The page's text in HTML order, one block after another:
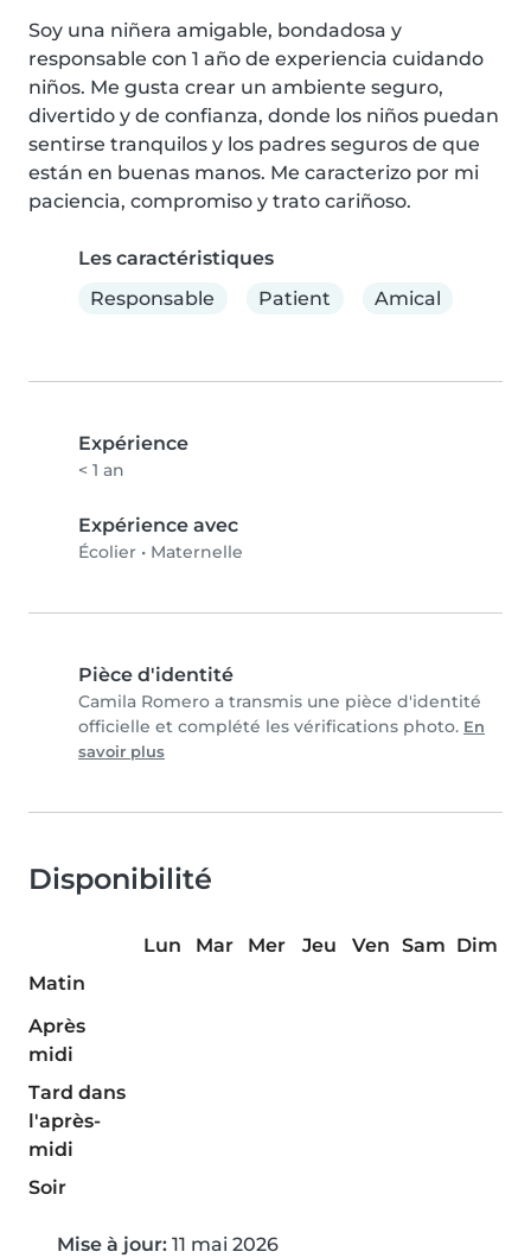
Soy una niñera amigable, bondadosa y
responsable con 1 año de experiencia cuidando
niños. Me gusta crear un ambiente seguro,
divertido y de confianza, donde los niños puedan
sentirse tranquilos y los padres seguros de que
están en buenas manos. Me caracterizo por mi
paciencia, compromiso y trato cariñoso.
Les caractéristiques
Responsable
Patient Amical
Expérience
< 1 an
Expérience avec
Écolier • Maternelle
Pièce d'identité
Camila Romero a transmis une pièce d'identité
officielle et complété les vérifications photo. En
savoir plus
Disponibilité
Lun Mar Mer Jeu Ven Sam Dim
Matin
Après
midi
Tard dans
l'après-
midi
Soir
Mise à jour: 11 mai 2026